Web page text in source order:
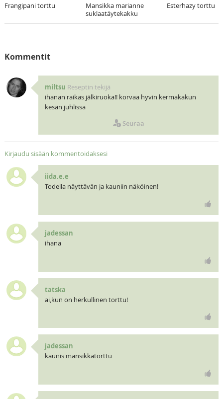
Frangipani torttu
Mansikka marianne
suklaatäytekakku
Esterhazy torttu
Kommentit
miltsu Reseptin tekijä
ihanan raikas jälkiruoka!! korvaa hyvin kermakakun
kesän juhlissa
Seuraa
Kirjaudu sisään kommentoidaksesi
iida.e.e
Todella näyttävän ja kauniin näköinen!
jadessan
ihana
tatska
ai,kun on herkullinen torttu!
jadessan
kaunis mansikkatorttu